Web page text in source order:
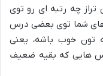
تراز چه رتبه ای رو توی
شما توی بعضی درس
تون خوب باشه، یعنی
هایی که بقیه ضعیف